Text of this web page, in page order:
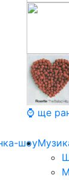
⌚ ще
шоу